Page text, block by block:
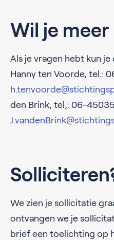
Wil je
Als je vragen hebt kun
Hanny ten Voorde, tel.:
den Brink, tel,: 06-
We zien je sollicitatie
ontvangen we je
brief een toelichting op